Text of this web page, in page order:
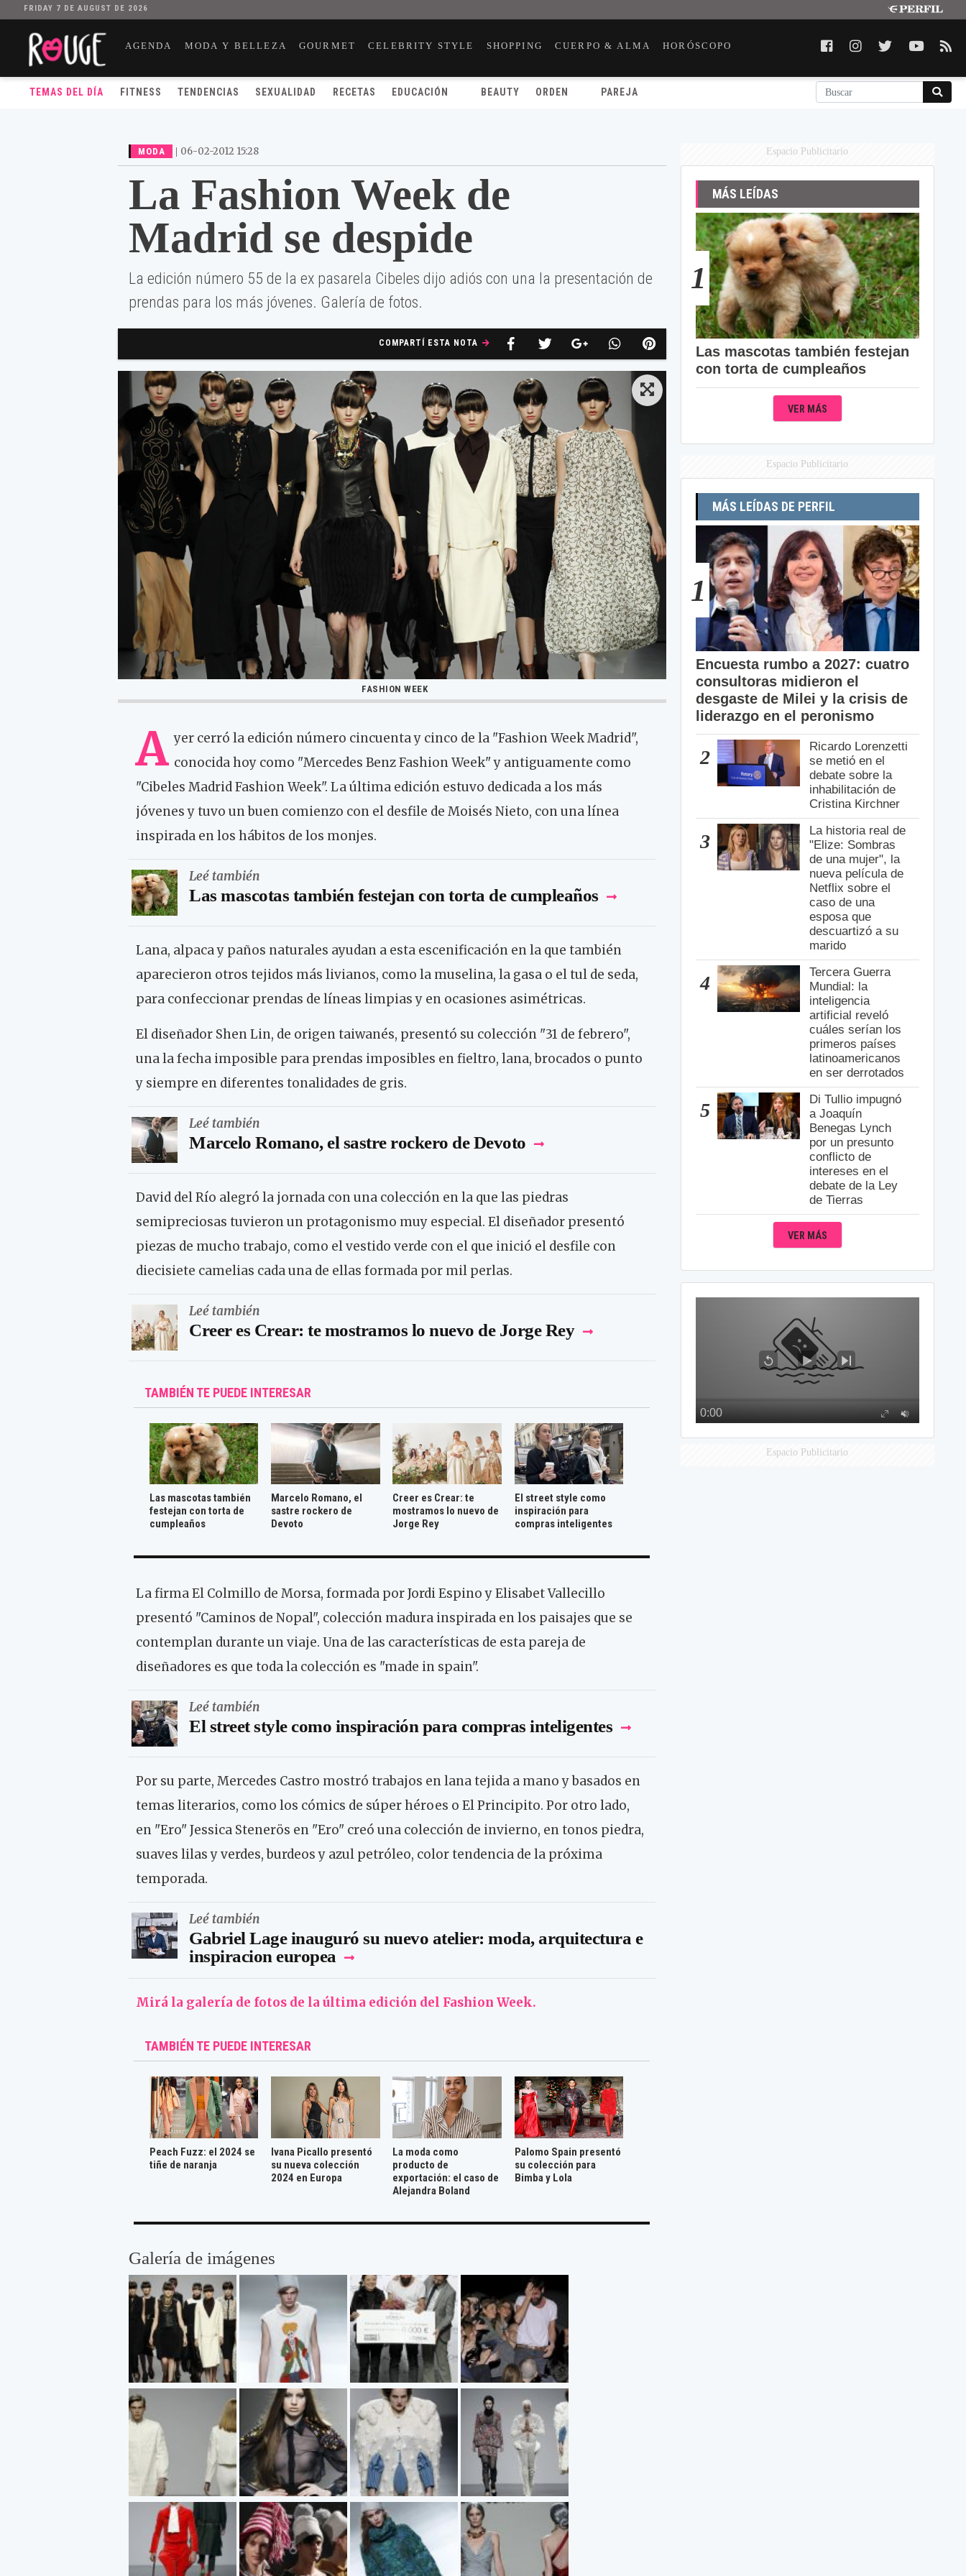
FRIDAY 7 DE AUGUST DE 2026
AGENDA MODA Y BELLEZA GOURMET CELEBRITY STYLE SHOPPING CUERPO & ALMA HORÓSCOPO
TEMAS DEL DÍA FITNESS TENDENCIAS SEXUALIDAD RECETAS EDUCACIÓN BEAUTY ORDEN PAREJA
MODA | 06-02-2012 15:28
La Fashion Week de
Madrid se despide
La edición número 55 de la ex pasarela Cibeles dijo adiós con una la presentación de
prendas para los más jóvenes. Galería de fotos.
COMPARTÍ ESTA NOTA
FASHION WEEK
A yer cerró la edición número cincuenta y cinco de la "Fashion Week Madrid",
conocida hoy como "Mercedes Benz Fashion Week" y antiguamente como
"Cibeles Madrid Fashion Week". La última edición estuvo dedicada a los más
jóvenes y tuvo un buen comienzo con el desfile de Moisés Nieto, con una línea
inspirada en los hábitos de los monjes.
Leé también
Las mascotas también festejan con torta de cumpleaños
Lana, alpaca y paños naturales ayudan a esta escenificación en la que también
aparecieron otros tejidos más livianos, como la muselina, la gasa o el tul de seda,
para confeccionar prendas de líneas limpias y en ocasiones asimétricas.
El diseñador Shen Lin, de origen taiwanés, presentó su colección "31 de febrero",
una la fecha imposible para prendas imposibles en fieltro, lana, brocados o punto
y siempre en diferentes tonalidades de gris.
Leé también
Marcelo Romano, el sastre rockero de Devoto
David del Río alegró la jornada con una colección en la que las piedras
semipreciosas tuvieron un protagonismo muy especial. El diseñador presentó
piezas de mucho trabajo, como el vestido verde con el que inició el desfile con
diecisiete camelias cada una de ellas formada por mil perlas.
Leé también
Creer es Crear: te mostramos lo nuevo de Jorge Rey
TAMBIÉN TE PUEDE INTERESAR
Las mascotas también
festejan con torta de
cumpleaños
Marcelo Romano, el
sastre rockero de
Devoto
Creer es Crear: te
mostramos lo nuevo de
Jorge Rey
El street style como
inspiración para
compras inteligentes
La firma El Colmillo de Morsa, formada por Jordi Espino y Elisabet Vallecillo
presentó "Caminos de Nopal", colección madura inspirada en los paisajes que se
contemplan durante un viaje. Una de las características de esta pareja de
diseñadores es que toda la colección es "made in spain".
Leé también
El street style como inspiración para compras inteligentes
Por su parte, Mercedes Castro mostró trabajos en lana tejida a mano y basados en
temas literarios, como los cómics de súper héroes o El Principito. Por otro lado,
en "Ero" Jessica Stenerös en "Ero" creó una colección de invierno, en tonos piedra,
suaves lilas y verdes, burdeos y azul petróleo, color tendencia de la próxima
temporada.
Leé también
Gabriel Lage inauguró su nuevo atelier: moda, arquitectura e
inspiracion europea
Mirá la galería de fotos de la última edición del Fashion Week.
TAMBIÉN TE PUEDE INTERESAR
Peach Fuzz: el 2024 se
tiñe de naranja
Ivana Picallo presentó
su nueva colección
2024 en Europa
La moda como
producto de
exportación: el caso de
Alejandra Boland
Palomo Spain presentó
su colección para
Bimba y Lola
Galería de imágenes
Espacio Publicitario
MÁS LEÍDAS
1
Las mascotas también festejan
con torta de cumpleaños
VER MÁS
Espacio Publicitario
MÁS LEÍDAS DE PERFIL
1
Encuesta rumbo a 2027: cuatro
consultoras midieron el
desgaste de Milei y la crisis de
liderazgo en el peronismo
2
Ricardo Lorenzetti
se metió en el
debate sobre la
inhabilitación de
Cristina Kirchner
3
La historia real de
"Elize: Sombras
de una mujer", la
nueva película de
Netflix sobre el
caso de una
esposa que
descuartizó a su
marido
4
Tercera Guerra
Mundial: la
inteligencia
artificial reveló
cuáles serían los
primeros países
latinoamericanos
en ser derrotados
5
Di Tullio impugnó
a Joaquín
Benegas Lynch
por un presunto
conflicto de
intereses en el
debate de la Ley
de Tierras
VER MÁS
Espacio Publicitario